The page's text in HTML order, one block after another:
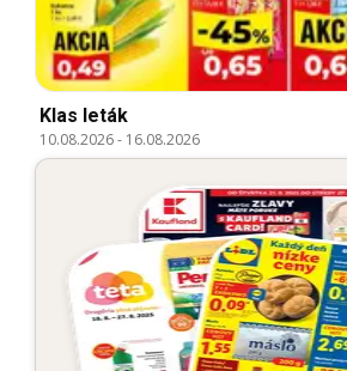
Klas leták
10.08.2026- 16.08.2026